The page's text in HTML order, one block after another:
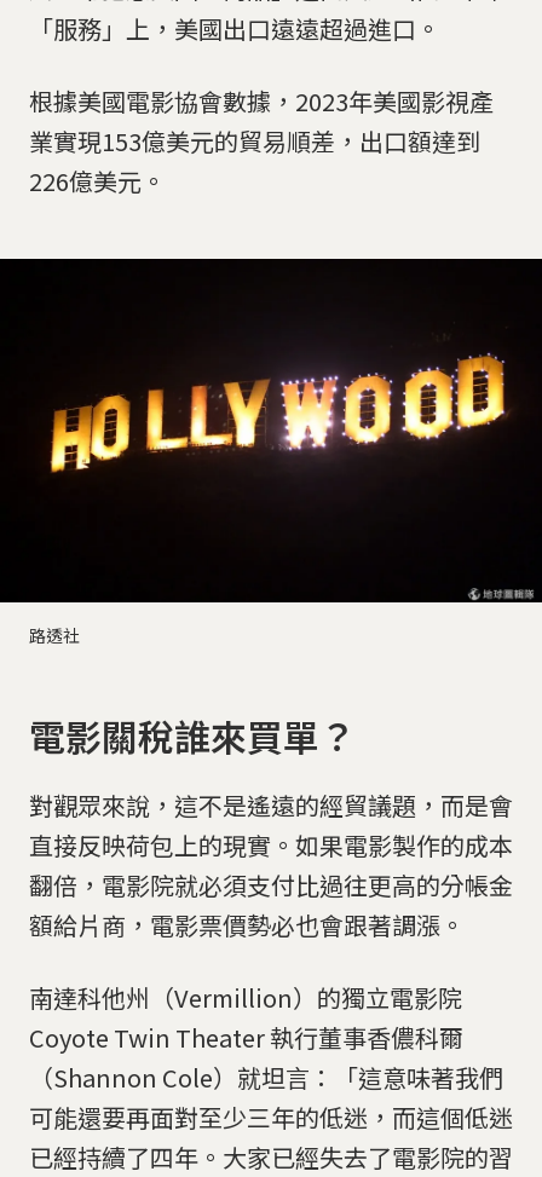
「服務」上，美國出口遠遠超過進口。
根據美國電影協會數據，2023年美國影視產
業實現153億美元的貿易順差，出口額達到
226億美元。
路透社
電影關稅誰來買單？
對觀眾來說，這不是遙遠的經貿議題，而是會
直接反映荷包上的現實。如果電影製作的成本
翻倍，電影院就必須支付比過往更高的分帳金
額給片商，電影票價勢必也會跟著調漲。
南達科他州（Vermillion）的獨立電影院
Coyote Twin Theater 執行董事香儂科爾
（Shannon Cole）就坦言：「這意味著我們
可能還要再面對至少三年的低迷，而這個低迷
已經持續了四年。大家已經失去了電影院的習